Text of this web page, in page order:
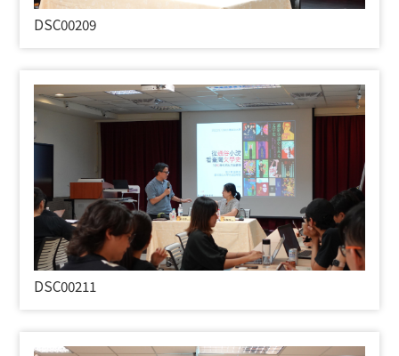
DSC00209
DSC00211